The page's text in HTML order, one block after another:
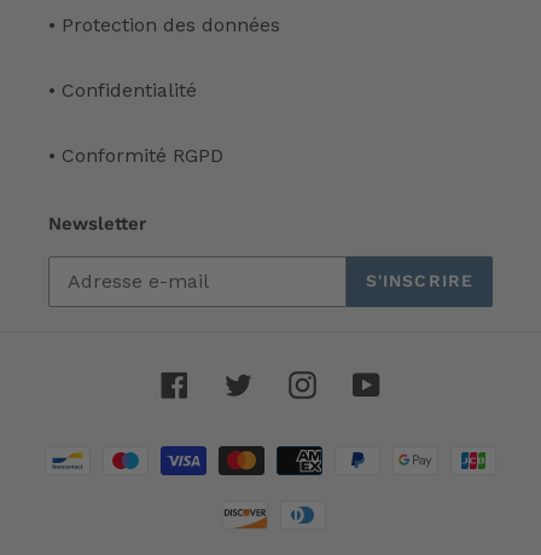
• Protection des données
• Confidentialité
• Conformité RGPD
Newsletter
S'INSCRIRE
FacebookTwitterInstagram
Moyens
de
paiement